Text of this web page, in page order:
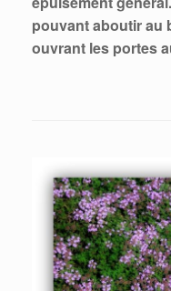
pouvant aboutir au
ouvrant les portes